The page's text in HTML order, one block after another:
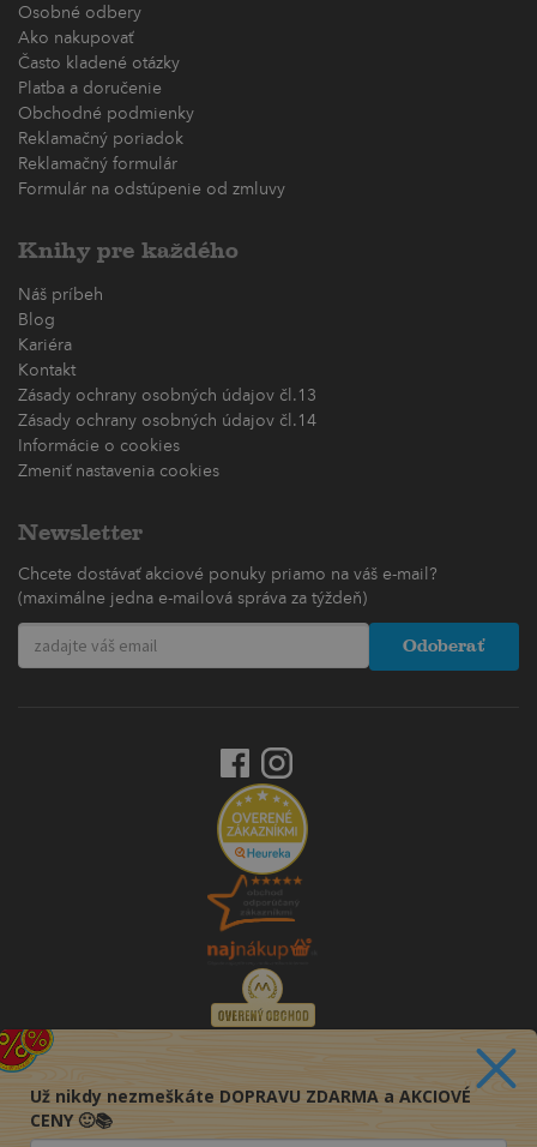
Osobné odbery
Ako nakupovať
Často kladené otázky
Platba a doručenie
Obchodné podmienky
Reklamačný poriadok
Reklamačný formulár
Formulár na odstúpenie od zmluvy
Knihy pre každého
Náš príbeh
Blog
Kariéra
Kontakt
Zásady ochrany osobných údajov čl.13
Zásady ochrany osobných údajov čl.14
Informácie o cookies
Zmeniť nastavenia cookies
Newsletter
Chcete dostávať akciové ponuky priamo na váš e-mail?
(maximálne jedna e-mailová správa za týždeň)
Odoberať
Už nikdy nezmeškáte DOPRAVU ZDARMA a AKCIOVÉ
CENY 🙂📚